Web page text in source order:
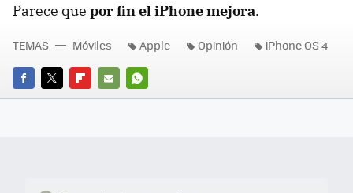
Parece que por fin el iPhone mejora.
FACEBOOK
TWITTERFLIPBOARD
E-
WHATSAPP
TEMAS Móviles Apple Opinión iPhone OS 4